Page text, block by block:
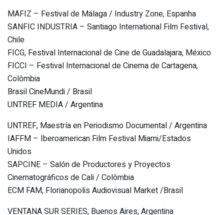
MAFIZ – Festival de Málaga / Industry Zone, Espanha
SANFIC INDUSTRIA – Santiago International Film Festival,
Chile
FICG, Festival Internacional de Cine de Guadalajara, México
FICCI – Festival Internacional de Cinema de Cartagena,
Colômbia
Brasil CineMundi / Brasil
UNTREF MEDIA / Argentina
UNTREF, Maestría en Periodismo Documental / Argentina
IAFFM – Iberoamerican Film Festival Miami/Estados
Unidos
SAPCINE – Salón de Productores y Proyectos
Cinematográficos de Cali / Colômbia
ECM FAM, Florianopolis Audiovisual Market /Brasil
VENTANA SUR SERIES, Buenos Aires, Argentina